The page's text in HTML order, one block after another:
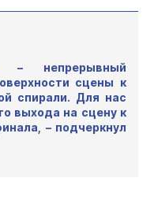
– непрерывный
сцены к
спирали. Для нас
выхода на сцену к
– подчеркнул